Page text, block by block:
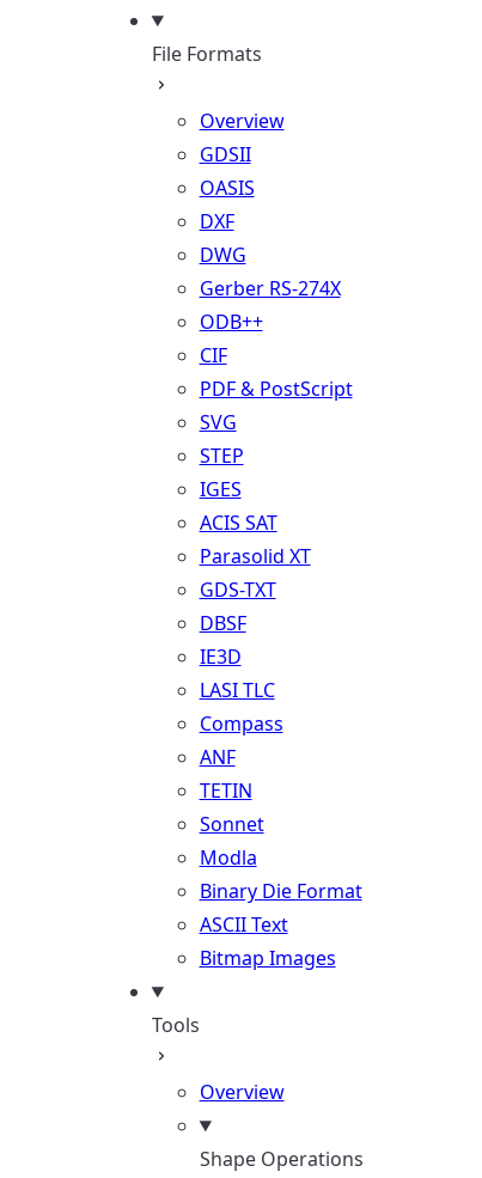
File Formats
Overview
GDSII
OASIS
DXF
DWG
Gerber RS-274X
ODB++
CIF
PDF & PostScript
SVG
STEP
IGES
ACIS SAT
Parasolid XT
GDS-TXT
DBSF
IE3D
LASI TLC
Compass
ANF
TETIN
Sonnet
Modla
Binary Die Format
ASCII Text
Bitmap Images
Tools
Overview
Shape Operations